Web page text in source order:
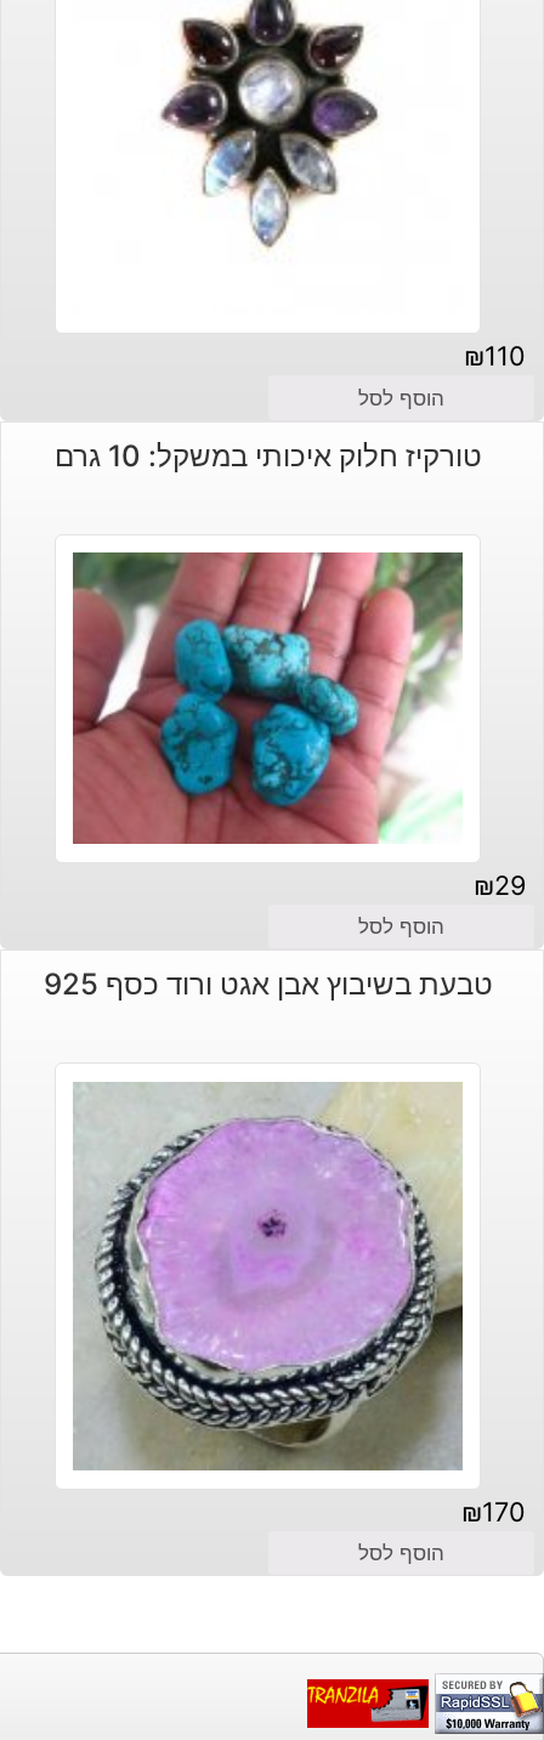
₪110
הוסף לסל
טורקיז חלוק איכותי במשקל: 10 גרם
₪29
הוסף לסל
טבעת בשיבוץ אבן אגט ורוד כסף 925
₪170
הוסף לסל